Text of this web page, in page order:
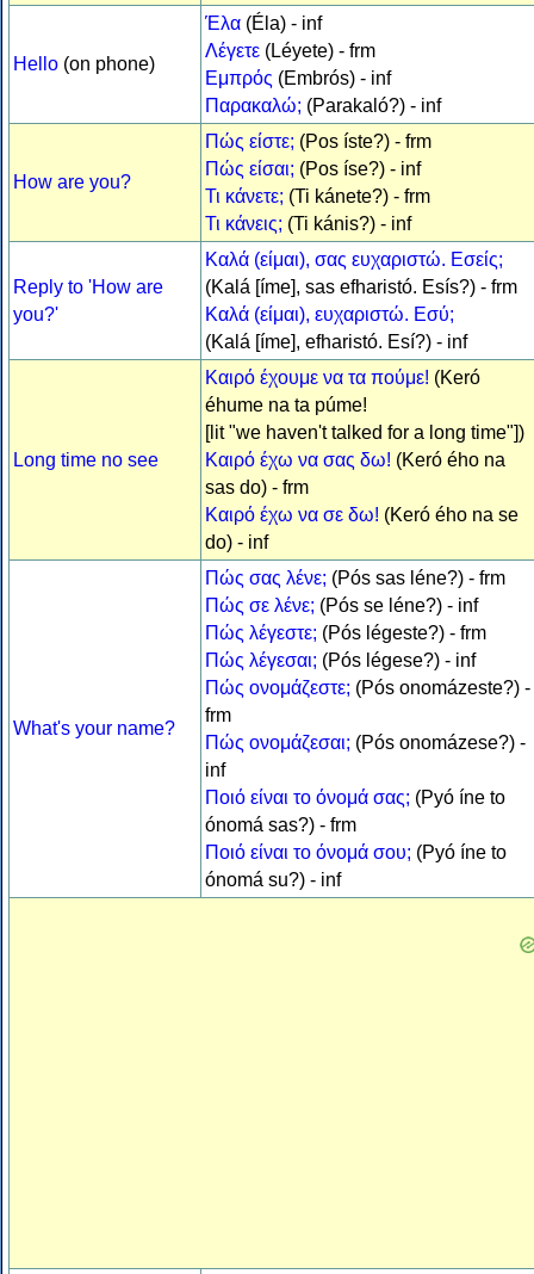
Hello (on phone)
Έλα (Éla) - inf
Λέγετε (Léyete) - frm
Εμπρός (Embrós) - inf
Παρακαλώ; (Parakaló?) - inf
How are you?
Πώς είστε; (Pos íste?) - frm
Πώς είσαι; (Pos íse?) - inf
Τι κάνετε; (Ti kánete?) - frm
Τι κάνεις; (Ti kánis?) - inf
Reply to 'How are
you?'
Καλά (είμαι), σας ευχαριστώ. Εσείς;
(Kalá [íme], sas efharistó. Esís?) - frm
Καλά (είμαι), ευχαριστώ. Εσύ;
(Kalá [íme], efharistó. Esí?) - inf
Long time no see
Καιρό έχουμε να τα πούμε! (Keró
éhume na ta púme!
[lit "we haven't talked for a long time"])
Καιρό έχω να σας δω! (Keró ého na
sas do) - frm
Καιρό έχω να σε δω! (Keró ého na se
do) - inf
What's your name?
Πώς σας λένε; (Pós sas léne?) - frm
Πώς σε λένε; (Pós se léne?) - inf
Πώς λέγεστε; (Pós légeste?) - frm
Πώς λέγεσαι; (Pós légese?) - inf
Πώς ονομάζεστε; (Pós onomázeste?) -
frm
Πώς ονομάζεσαι; (Pós onomázese?) -
inf
Ποιό είναι το όνομά σας; (Pyó íne to
ónomá sas?) - frm
Ποιό είναι το όνομά σου; (Pyó íne to
ónomá su?) - inf